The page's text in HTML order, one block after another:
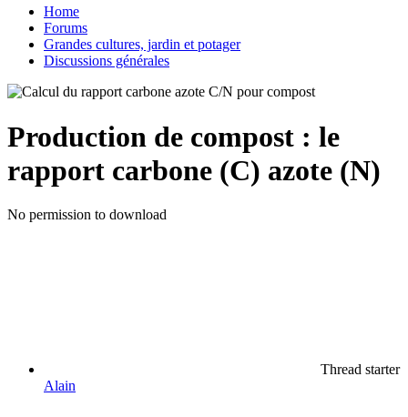
Home
Forums
Grandes cultures, jardin et potager
Discussions générales
Production de compost : le
rapport carbone (C) azote (N)
No permission to download
Thread starter
Alain